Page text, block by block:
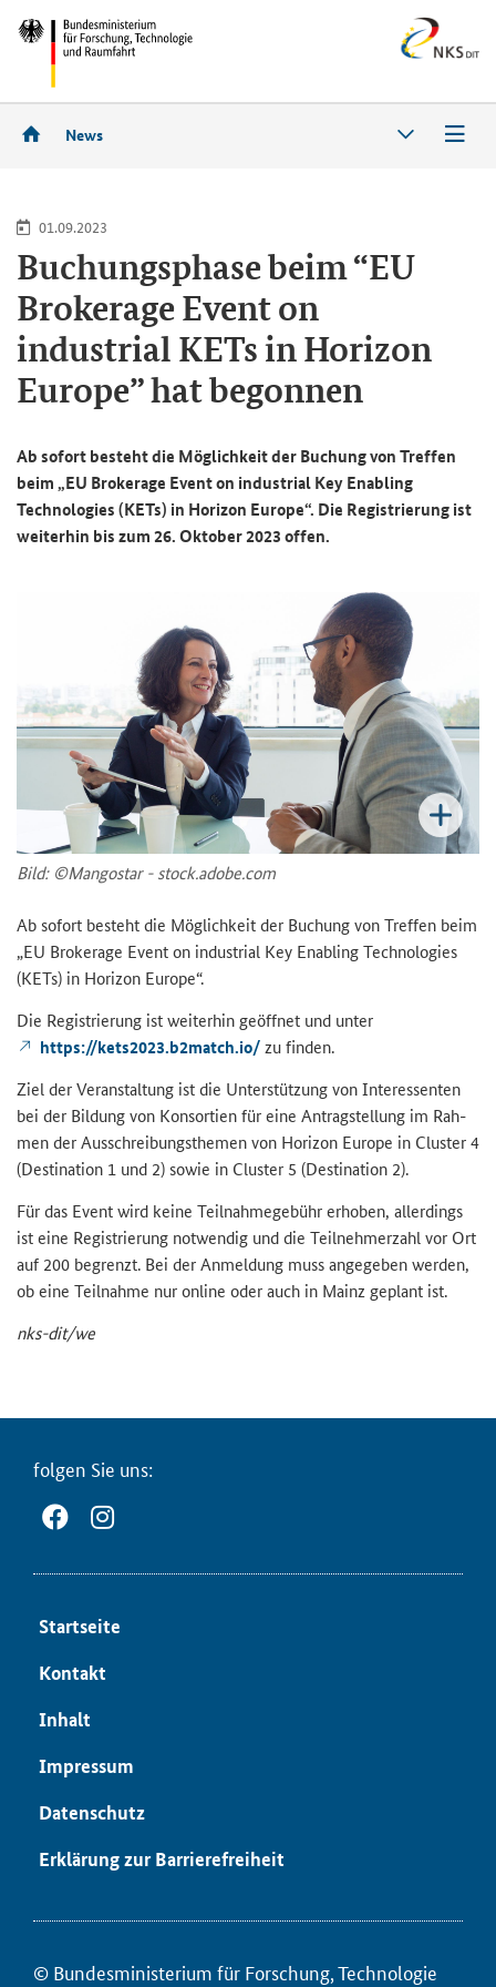
News
01.09.2023
Bu­chungs­pha­se beim “EU
Brokerage Event on
industrial KETs in Horizon
Europe” hat be­gon­nen
Ab so­fort be­steht die Mög­lich­keit der Bu­chung von Tref­fen
beim „EU Brokerage Event on industrial Key Enabling
Technologies (KETs) in Horizon Europe“. Die Re­gis­trie­rung ist
wei­ter­hin bis zum 26. Ok­to­ber 2023 offen.
Bild: ©Man­gostar - stock.adobe.com
Ab so­fort be­steht die Mög­lich­keit der Bu­chung von Tref­fen beim
„EU Brokerage Event on industrial Key Enabling Technologies
(KETs) in Horizon Europe“.
Die Re­gis­trie­rung ist wei­ter­hin ge­öff­net und unter
https://kets2023.b2match.io/zu fin­den.
Ziel der Ver­an­stal­tung ist die Un­ter­stüt­zung von In­ter­es­sen­ten
bei der Bil­dung von Kon­sor­ti­en für eine An­trag­stel­lung im Rah­
men der Aus­schrei­bungs­the­men von Ho­ri­zon Eu­ro­pe in Cluster4
(Destination 1 und 2) sowie in Cluster 5 (Destination 2).
Für das Event wird keine Teil­nah­me­ge­bühr er­ho­ben, al­ler­dings
ist eine Re­gis­trie­rung not­wen­dig und die Teil­neh­mer­zahl vor Ort
auf 200 be­grenzt. Bei der An­mel­dung muss an­ge­ge­ben wer­den,
ob eine Teil­nah­me nur on­line oder auch in Mainz ge­plant ist.
nks-​dit/we
fol­gen Sie uns:
Start­sei­te
Kon­takt
In­halt
Im­pres­sum
Da­ten­schutz
Er­klä­rung zur Bar­rie­re­frei­heit
© Bun­des­mi­nis­te­ri­um für ­For­schung, Tech­no­lo­gie